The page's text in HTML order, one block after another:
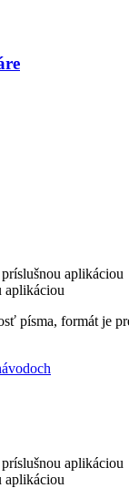
aplikáciou
aplikáciou
písma, formát je
aplikáciou
aplikáciou